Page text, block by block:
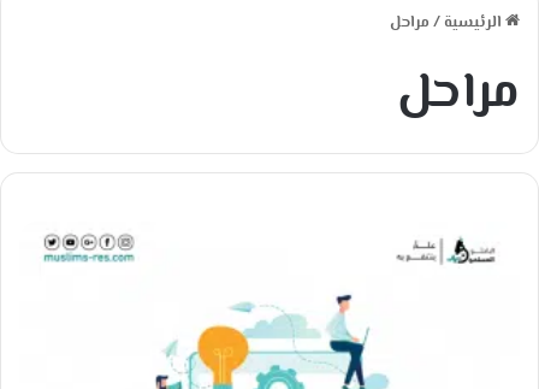
الرئيسية / مراحل
مراحل